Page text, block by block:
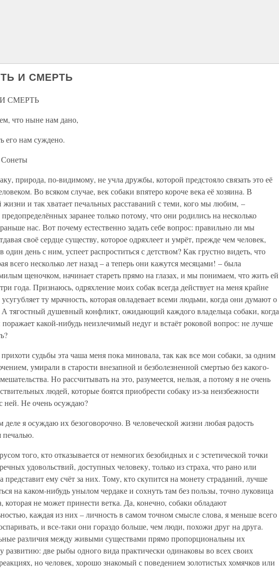
И СМЕРТЬ
СМЕРТЬ
что ныне нам дано,
его нам суждено.
природа, по-видимому, не учла дружбы, которой предстояло связать это её
Во всяком случае, век собаки впятеро короче века её хозяина. В
жизни и так хватает печальных расставаний с теми, кого мы любим, –
предопределённых заранее только потому, что они родились на несколько
нас. Вот почему естественно задать себе вопрос: правильно ли мы
своё сердце существу, которое одряхлеет и умрёт, прежде чем человек,
один день с ним, успеет распроститься с детством? Как грустно видеть, что
всего несколько лет назад – а теперь они кажутся месяцами! – была
щеночком, начинает стареть прямо на глазах, и мы понимаем, что жить ей
три года. Признаюсь, одряхление моих собак всегда действует на меня крайне
ту мрачность, которая овладевает всеми людьми, когда они думают о
тягостный душевный конфликт, ожидающий каждого владельца собаки, когда
поражает какой-нибудь неизлечимый недуг и встаёт роковой вопрос: не лучше
судьбы эта чаша меня пока миновала, так как все мои собаки, за одним
умирали в старости внезапной и безболезненной смертью без какого-
Но рассчитывать на это, разумеется, нельзя, а потому я не очень
людей, которые боятся приобрести собаку из-за неизбежности
ней. Не очень осуждаю?
деле я осуждаю их безоговорочно. В человеческой жизни любая радость
печалью.
того, кто отказывается от немногих безобидных и с эстетической точки
удовольствий, доступных человеку, только из страха, что рано или
представит ему счёт за них. Тому, кто скупится на монету страданий, лучше
на каком-нибудь унылом чердаке и сохнуть там без пользы, точно луковица
которая не может принести ветка. Да, конечно, собаки обладают
каждая из них – личность в самом точном смысле слова, я меньше всего
и все-таки они гораздо больше, чем люди, похожи друг на друга.
различия между живыми существами прямо пропорциональны их
развитию: две рыбы одного вида практически одинаковы во всех своих
но человек, хорошо знакомый с поведением золотистых хомячков или